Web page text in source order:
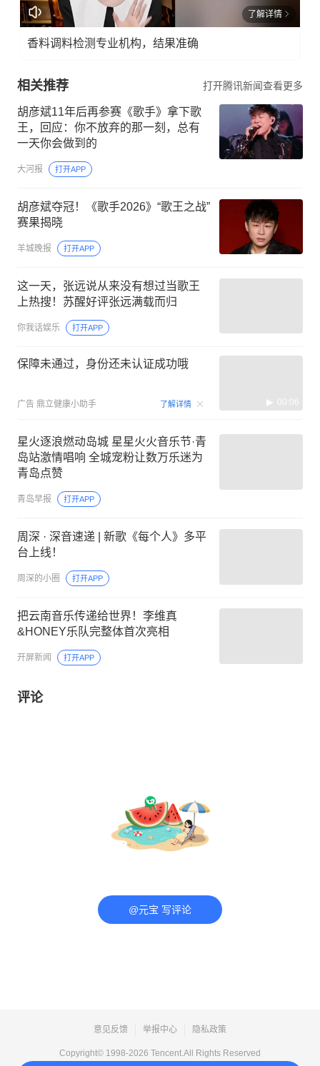
了解详情
香料调料检测专业机构，结果准确
相关推荐 打开腾讯新闻查看更多
胡彦斌11年后再参赛《歌手》拿下歌
王，回应：你不放弃的那一刻，总有
一天你会做到的
大河报 打开APP
胡彦斌夺冠！《歌手2026》“歌王之战”
赛果揭晓
羊城晚报 打开APP
这一天，张远说从来没有想过当歌王
上热搜！苏醒好评张远满载而归
你我话娱乐 打开APP
保障未通过，身份还未认证成功哦
广告 鼎立健康小助手 了解详情 00:06
星火逐浪燃动岛城 星星火火音乐节·青
岛站激情唱响 全城宠粉让数万乐迷为
青岛点赞
青岛早报 打开APP
周深 · 深音速递 | 新歌《每个人》多平
台上线！
周深的小圈 打开APP
把云南音乐传递给世界！李维真
&HONEY乐队完整体首次亮相
开屏新闻 打开APP
评论
@元宝 写评论
意见反馈 举报中心 隐私政策
Copyright© 1998-2026 Tencent.All Rights Reserved